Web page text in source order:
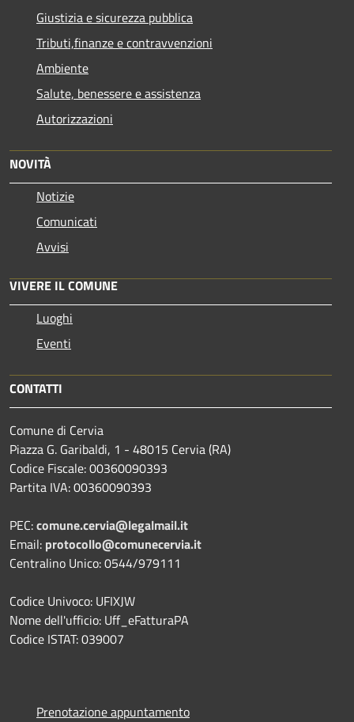
Giustizia e sicurezza pubblica
Tributi,finanze e contravvenzioni
Ambiente
Salute, benessere e assistenza
Autorizzazioni
NOVITÀ
Notizie
Comunicati
Avvisi
VIVERE IL COMUNE
Luoghi
Eventi
CONTATTI
Comune di Cervia
Piazza G. Garibaldi, 1 - 48015 Cervia (RA)
Codice Fiscale: 00360090393
Partita IVA: 00360090393
PEC:comune.cervia@legalmail.it
Email: protocollo@comunecervia.it
Centralino Unico: 0544/979111
Codice Univoco: UFIXJW
Nome dell'ufficio: Uff_eFatturaPA
Codice ISTAT: 039007
Prenotazione appuntamento